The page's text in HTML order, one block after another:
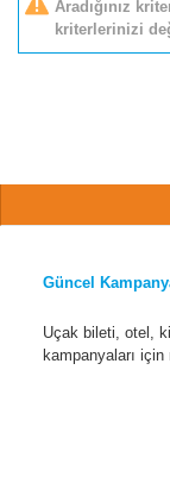
Aradığınız
kriterlerinizi
Güncel
Uçak bileti, otel,
kampanyaları